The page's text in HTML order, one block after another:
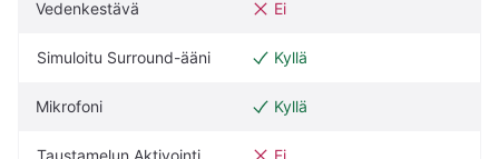
Vedenkestävä Ei
Simuloitu Surround-ääni Kyllä
Mikrofoni Kyllä
Taustamelun Aktivointi Ei